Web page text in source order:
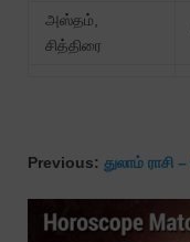
அஸ்தம்,
சித்திரை
Previous: துலாம்